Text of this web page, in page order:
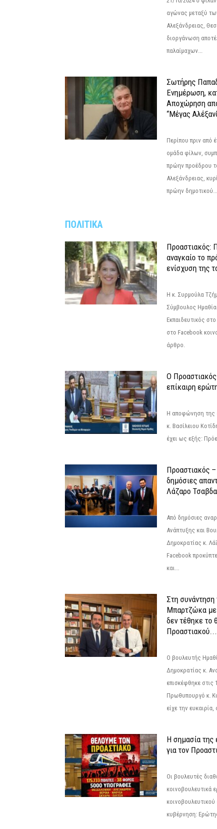
αγώνας μεταξύ
Αλεξάνδρειας,
διοργάνωση
παλαίμαχων...
Σωτήρης
Ενημέρωση,
Αποχώρηση
“Μέγας
Περίπου πριν από
ομάδα φίλων,
πρώην προέδρου
Αλεξάνδρειας,
πρώην δημοτικού...
ΠΟΛΙΤΙΚΑ
Προαστιακός:
αναγκαίο το
ενίσχυση της
Η κ. Συρμούλα
Σύμβουλος
Εκπαιδευτικός
στο Facebook
άρθρο.
Ο
επίκαιρη
Η αποφώνηση της
κ. Βασίλειου
έχει ως εξής:
Προαστιακός
δημόσιες
Λάζαρο
Από δημόσιες
Ανάπτυξης και
Δημοκρατίας κ.
Facebook
και...
Στη
Μπαρτζώκα
δεν τέθηκε το
Προαστιακού...
Ο βουλευτής
Δημοκρατίας κ.
επισκέφθηκε στις
Πρωθυπουργό κ.
είχε την
Η σημασία της
για τον
Οι βουλευτές
κοινοβουλευτικά
κυβέρνηση: